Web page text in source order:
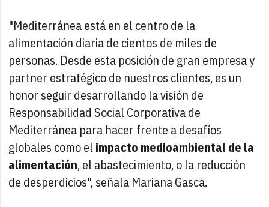
"Mediterránea está en el centro de la
alimentación diaria de cientos de miles de
personas. Desde esta posición de gran empresa y
partner estratégico de nuestros clientes, es un
honor seguir desarrollando la visión de
Responsabilidad Social Corporativa de
Mediterránea para hacer frente a desafíos
globales como el impacto medioambiental de la
alimentación, el abastecimiento, o la reducción
de desperdicios", señala Mariana Gasca.